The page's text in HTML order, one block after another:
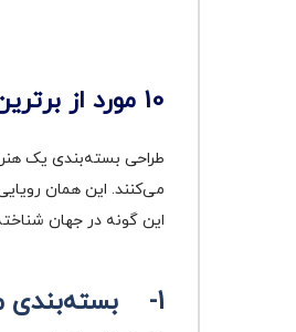
10 مورد از برترین‌های صنعت بسته‌بندی جهان
طراحی بسته‌بندی یک هنر
می‌کنند. این همان
این گونه در جهان شناخته شده‌اند. در این بخش شما را با 10
1- بسته‌بندی